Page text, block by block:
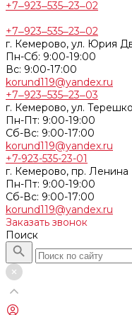
+7‒923‒535‒23‒02
+7‒923‒535‒23‒02
г. Кемерово, ул. Юрия
Пн-Сб: 9:00-19:00
Вс: 9:00-17:00
korund119@yandex.ru
+7‒923‒535‒23‒03
г. Кемерово, ул.
Пн-Пт: 9:00-19:00
Cб-Вс: 9:00-17:00
korund119@yandex.ru
+7-923-535-23-01
г. Кемерово, пр. Ленина
Пн-Пт: 9:00-19:00
Cб-Вс: 9:00-17:00
korund119@yandex.ru
Заказать звонок
Поиск